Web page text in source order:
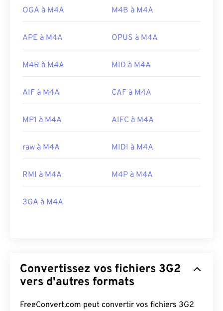
OGA à M4A M4B à M4A
APE à M4A OPUS à M4A
M4R à M4A MID à M4A
AIF à M4A CAF à M4A
MP1 à M4A AIFC à M4A
raw à M4A MIDI à M4A
RMI à M4A M4P à M4A
3GA à M4A
Convertissez vos fichiers 3G2
vers d'autres formats
FreeConvert.com peut convertir vos fichiers 3G2